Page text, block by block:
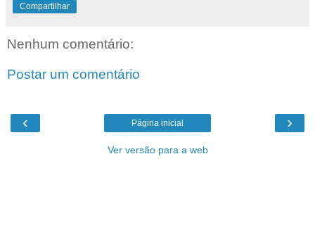
Compartilhar
Nenhum comentário:
Postar um comentário
‹ ›
Página inicial
Ver versão para a web